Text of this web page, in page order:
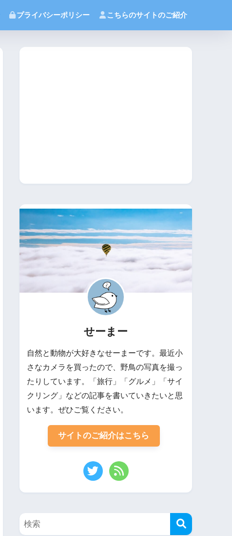
プライバシーポリシー こちらのサイトのご紹介
せーまー
自然と動物が大好きなせーまーです。最近小
さなカメラを買ったので、野鳥の写真を撮っ
たりしています。「旅行」「グルメ」「サイ
クリング」などの記事を書いていきたいと思
います。ぜひご覧ください。
サイトのご紹介はこちら